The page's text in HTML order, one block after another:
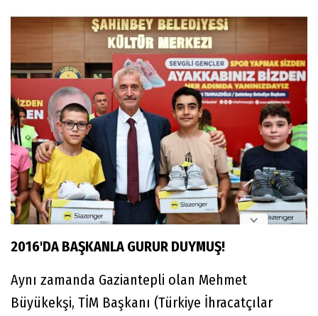
2016'DA BAŞKANLA GURUR DUYMUŞ!
Aynı zamanda Gaziantepli olan Mehmet
Büyükekşi, TİM Başkanı (Türkiye İhracatçılar